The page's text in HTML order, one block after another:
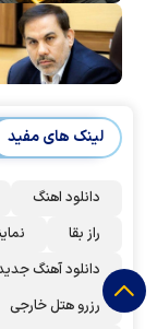
لینک های مفید
دانلود اهنگ
راز بقا
دانلود آهنگ
رزرو هتل خارجی